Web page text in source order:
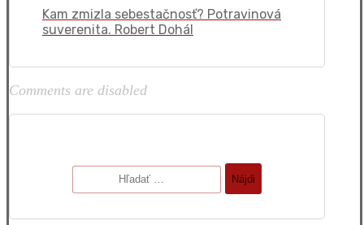
Kam zmizla sebestačnosť? Potravinová
suverenita. Robert Dohál
Comments are disabled
Hľadať: